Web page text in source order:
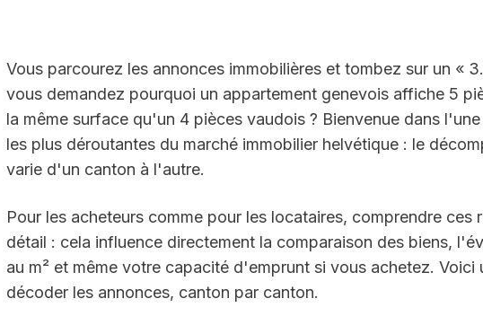
Vous parcourez les annonces immobilières et tombez sur un «
vous demandez pourquoi un appartement genevois affiche 5
la même surface qu'un 4 pièces vaudois ? Bienvenue dans
les plus déroutantes du marché immobilier helvétique : le
varie d'un canton à l'autre.
Pour les acheteurs comme pour les locataires, comprendre ces
détail : cela influence directement la comparaison des biens,
au m² et même votre capacité d'emprunt si vous achetez. Voici
décoder les annonces, canton par canton.